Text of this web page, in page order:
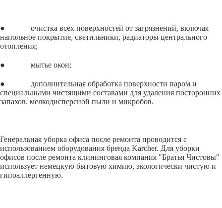
● очистка всех поверхностей от загрязнений, включая
напольное покрытие, светильники, радиаторы центрального
отопления;
● мытье окон;
● дополнительная обработка поверхности паром и
специальными чистящими составами для удаления посторонних
запахов, мелкодисперсной пыли и микробов.
Генеральная уборка офиса после ремонта проводится с
использованием оборудования бренда Karcher. Для уборки
офисов после ремонта клининговая компания "Братья Чистовы"
использует немецкую бытовую химию, экологически чистую и
гипоаллергенную.